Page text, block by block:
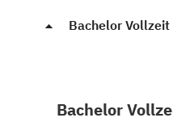
Bachelor
Bachelor